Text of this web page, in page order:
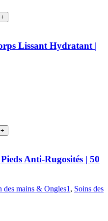
Lissant Hydratant |
Anti-Rugosités | 50
des mains & Ongles1 , Soins des